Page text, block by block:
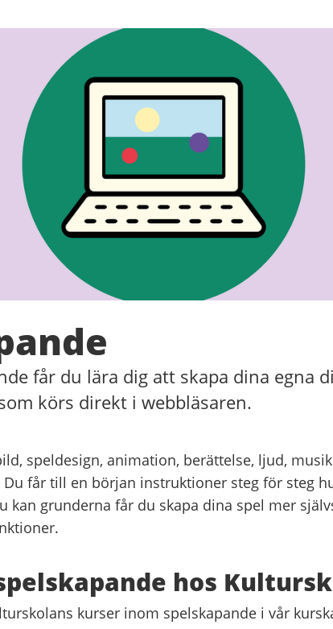
får du lära dig att skapa dina egna
körs direkt i webbläsaren.
speldesign, animation, berättelse, ljud,
får till en början instruktioner steg för steg
kan grunderna får du skapa dina spel mer
hos
kurser inom spelskapande i vår